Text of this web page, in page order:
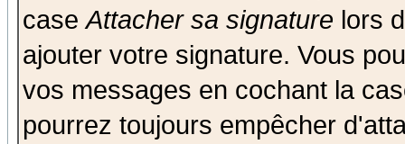
caseAttacher sa signature lors
ajouter votre signature. Vous
vos messages en cochant la
pourrez toujours empêcher